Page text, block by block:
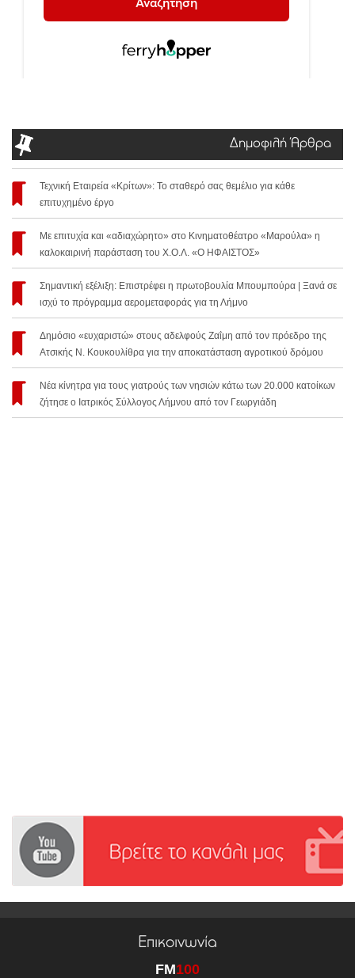
Δημοφιλή Άρθρα
Τεχνική Εταιρεία «Κρίτων»: Το σταθερό σας θεμέλιο για κάθε
επιτυχημένο έργο
Με επιτυχία και «αδιαχώρητο» στο Κινηματοθέατρο «Μαρούλα» η
καλοκαιρινή παράσταση του Χ.Ο.Λ. «Ο ΗΦΑΙΣΤΟΣ»
Σημαντική εξέλιξη: Επιστρέφει η πρωτοβουλία Μπουμπούρα | Ξανά σε
ισχύ το πρόγραμμα αερομεταφοράς για τη Λήμνο
Δημόσιο «ευχαριστώ» στους αδελφούς Ζαΐμη από τον πρόεδρο της
Ατσικής Ν. Κουκουλίθρα για την αποκατάσταση αγροτικού δρόμου
Νέα κίνητρα για τους γιατρούς των νησιών κάτω των 20.000 κατοίκων
ζήτησε ο Ιατρικός Σύλλογος Λήμνου από τον Γεωργιάδη
Επικοινωνία
FM100